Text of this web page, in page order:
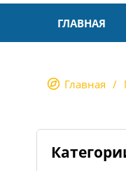
ГЛАВНАЯ
Главная